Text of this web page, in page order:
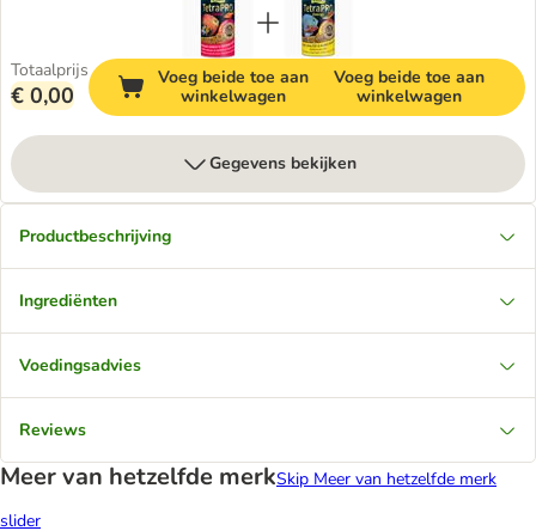
Totaalprijs
€ 0,00
Voeg beide toe aan
winkelwagen
Voeg beide toe aan
winkelwagen
Gegevens bekijken
Productbeschrijving
Ingrediënten
Voedingsadvies
Reviews
Meer van hetzelfde merkSkip Meer van hetzelfde merk
slider